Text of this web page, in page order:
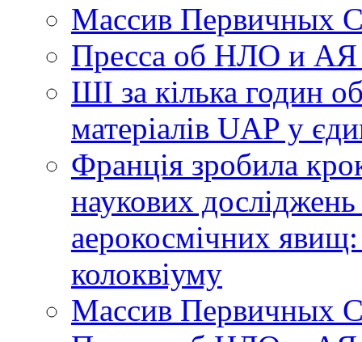
Массив Первичных
Пресса об НЛО и
ШІ за кілька годин
матеріалів UAP у
Франція зробила
наукових
аерокосмічних
колоквіуму
Массив Первичных